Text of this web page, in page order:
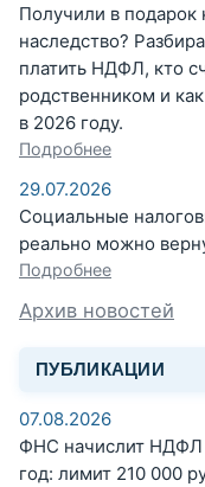
Получили в подарок
наследство?
платить НДФЛ, кто
родственником и
в 2026 году.
Подробнее
29.07.2026
Социальные
реально можно
Подробнее
Архив новостей
ПУБЛИКАЦИИ
07.08.2026
ФНС начислит НДФЛ
год: лимит 210 000